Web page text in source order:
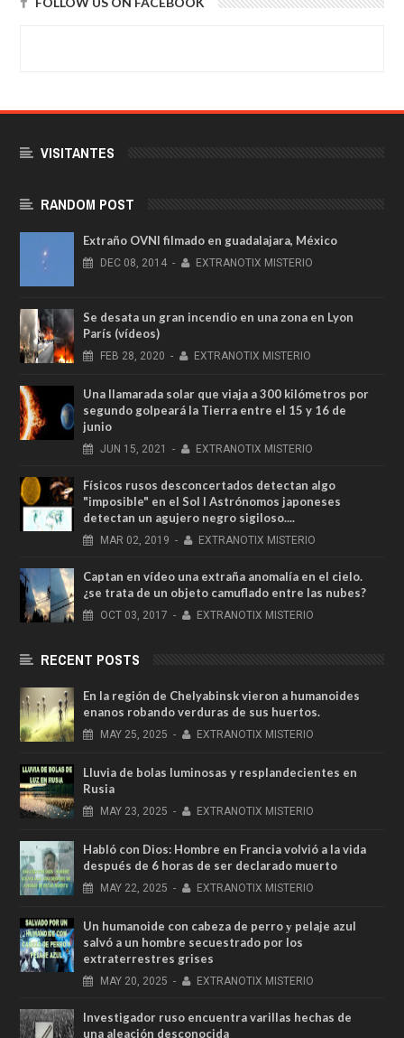
VISITANTES
RANDOM POST
Extraño OVNI filmado en guadalajara, México
DEC 08, 2014 - EXTRANOTIX MISTERIO
Se desata un gran incendio en una zona en Lyon
París (vídeos)
FEB 28, 2020 - EXTRANOTIX MISTERIO
Una llamarada solar que viaja a 300 kilómetros por
segundo golpeará la Tierra entre el 15 y 16 de
junio
JUN 15, 2021 - EXTRANOTIX MISTERIO
Físicos rusos desconcertados detectan algo
"imposible" en el Sol I Astrónomos japoneses
detectan un agujero negro sigiloso....
MAR 02, 2019 - EXTRANOTIX MISTERIO
Captan en vídeo una extraña anomalía en el cielo.
¿se trata de un objeto camuflado entre las nubes?
OCT 03, 2017 - EXTRANOTIX MISTERIO
RECENT POSTS
En la región de Chelyabinsk vieron a humanoides
enanos robando verduras de sus huertos.
MAY 25, 2025 - EXTRANOTIX MISTERIO
Lluvia de bolas luminosas y resplandecientes en
Rusia
MAY 23, 2025 - EXTRANOTIX MISTERIO
Habló con Dios: Hombre en Francia volvió a la vida
después de 6 horas de ser declarado muerto
MAY 22, 2025 - EXTRANOTIX MISTERIO
Un humanoide con cabeza de perro у pelaje azul
salvó a un hombre secuestrado por los
extraterrestres grises
MAY 20, 2025 - EXTRANOTIX MISTERIO
Investigador ruso encuentra varillas hechas de
una aleación desconocida